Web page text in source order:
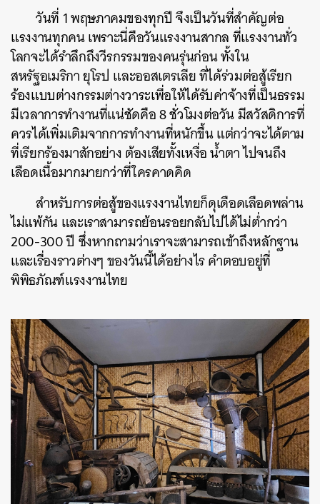
วันที่ 1 พฤษภาคมของทุกปี จึงเป็นวันที่สำคัญต่อ
แรงงานทุกคน เพราะนี่คือวันแรงงานสากล ที่แรงงานทั่ว
โลกจะได้รำลึกถึงวีรกรรมของคนรุ่นก่อน ทั้งใน
สหรัฐอเมริกา ยุโรป และออสเตรเลีย ที่ได้ร่วมต่อสู้เรียก
ร้องแบบต่างกรรมต่างวาระเพื่อให้ได้รับค่าจ้างที่เป็นธรรม
มีเวลาการทำงานที่แน่ชัดคือ 8 ชั่วโมงต่อวัน มีสวัสดิการที่
ควรได้เพิ่มเติมจากการทำงานที่หนักขึ้น แต่กว่าจะได้ตาม
ที่เรียกร้องมาสักอย่าง ต้องเสียทั้งเหงื่อ น้ำตา ไปจนถึง
เลือดเนื้อมากมายกว่าที่ใครคาดคิด
สำหรับการต่อสู้ของแรงงานไทยก็ดุเดือดเลือดพล่าน
ไม่แพ้กัน และเราสามารถย้อนรอยกลับไปได้ไม่ต่ำกว่า
200-300 ปี ซึ่งหากถามว่าเราจะสามารถเข้าถึงหลักฐาน
และเรื่องราวต่างๆ ของวันนี้ได้อย่างไร คำตอบอยู่ที่
พิพิธภัณฑ์แรงงานไทย